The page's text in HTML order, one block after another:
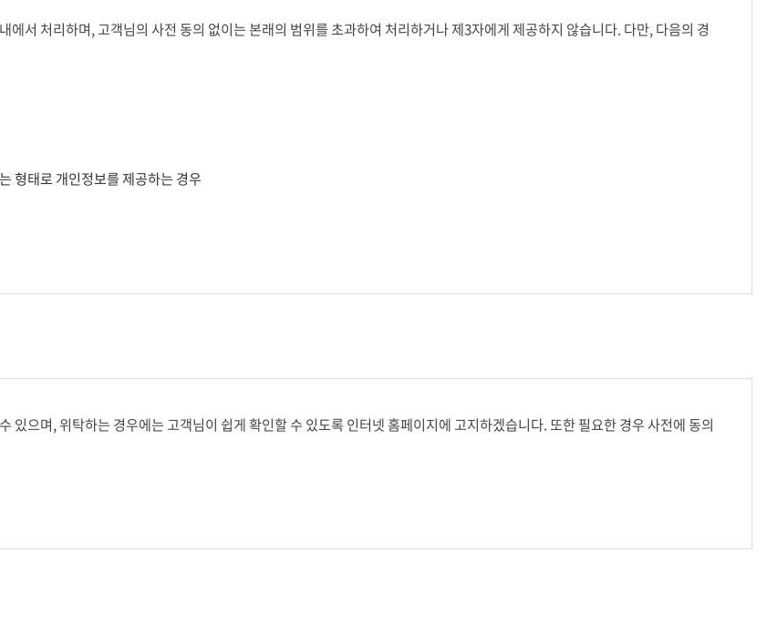
서 처리하며, 고객님의 사전 동의 없이는 본래의 범위를 초과하여 처리하거나 제3자에게 제공하지 않습니다. 다만, 다음의 경
형태로 개인정보를 제공하는 경우
있으며, 위탁하는 경우에는 고객님이 쉽게 확인할 수 있도록 인터넷 홈페이지에 고지하겠습니다. 또한 필요한 경우 사전에 동의